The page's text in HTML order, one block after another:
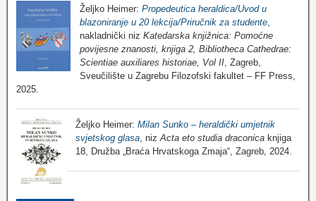
Željko Heimer: Propedeutica heraldica/Uvod u
blazoniranje u 20 lekcija/Priručnik za studente,
nakladnički niz Katedarska knjižnica: Pomoćne
povijesne znanosti, knjiga 2, Bibliotheca Cathedrae:
Scientiae auxiliares historiae, Vol II, Zagreb,
Sveučilište u Zagrebu Filozofski fakultet – FF Press,
2025.
Željko Heimer: Milan Sunko – heraldički umjetnik
svjetskog glasa , niz Acta eto studia draconica knjiga
18, Družba „Braća Hrvatskoga Zmaja“, Zagreb, 2024.